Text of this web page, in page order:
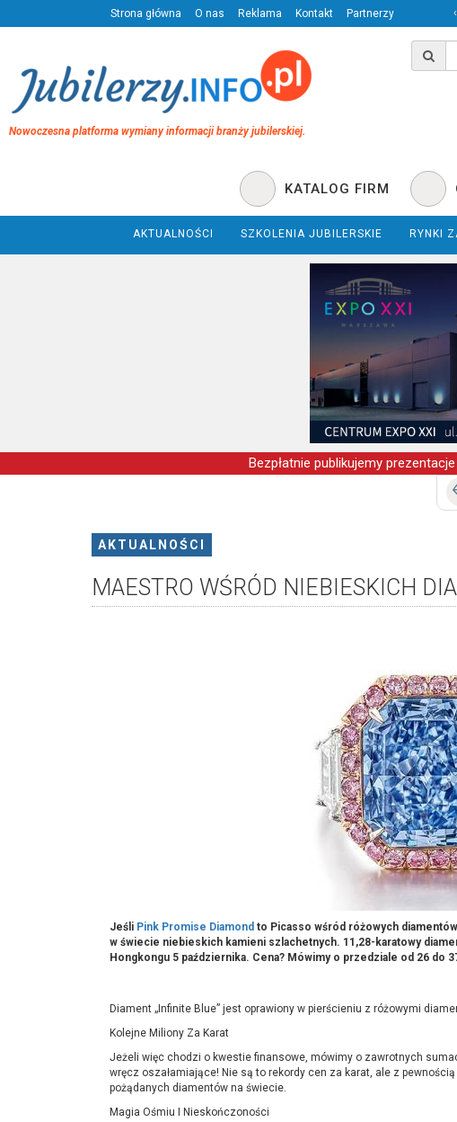
Strona główna O nas Reklama Kontakt Partnerzy ‹
Nowoczesna platforma wymiany informacji branży jubilerskiej.
KATALOG FIRM
AKTUALNOŚCI SZKOLENIA JUBILERSKIE RYNKI
Bezpłatnie publikujemy
AKTUALNOŚCI
MAESTRO WŚRÓD NIEBIESKICH
Jeśli Pink Promise Diamond to Picasso wśród różowych
w świecie niebieskich kamieni szlachetnych. 11,28-karatowy
Hongkongu 5 października. Cena? Mówimy o przedziale od 26 do
Diament „Infinite Blue” jest oprawiony w pierścieniu z różowymi
Kolejne Miliony Za Karat
Jeżeli więc chodzi o kwestie finansowe, mówimy o zawrotnych
wręcz oszałamiające! Nie są to rekordy cen za karat, ale z
pożądanych diamentów na świecie.
Magia Ośmiu I Nieskończoności